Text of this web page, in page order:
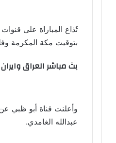
بتوقيت مكة المكرمة وفلسطين ،
بث مباشر العراق وايران
عبدالله الغامدي.